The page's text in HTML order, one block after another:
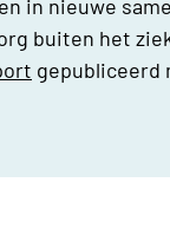
in nieuwe
buiten het
gepubliceerd